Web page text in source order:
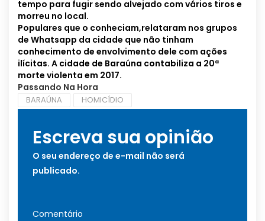
tempo para fugir sendo alvejado com vários tiros e
morreu no local.
Populares que o conheciam,relataram nos grupos
de Whatsapp da cidade que não tinham
conhecimento de envolvimento dele com ações
ilícitas. A cidade de Baraúna contabiliza a 20ª
morte violenta em 2017.
Passando Na Hora
BARAÚNA HOMICÍDIO
Escreva sua opinião
O seu endereço de e-mail não será
publicado.
Comentário